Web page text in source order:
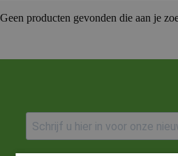
Geen producten gevonden die aan je